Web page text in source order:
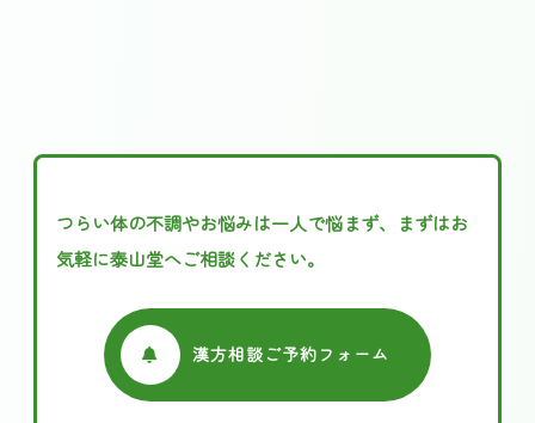
つらい体の不調やお悩みは一人で悩まず、まずはお
気軽に泰山堂へご相談ください。
漢方相談ご予約フォーム